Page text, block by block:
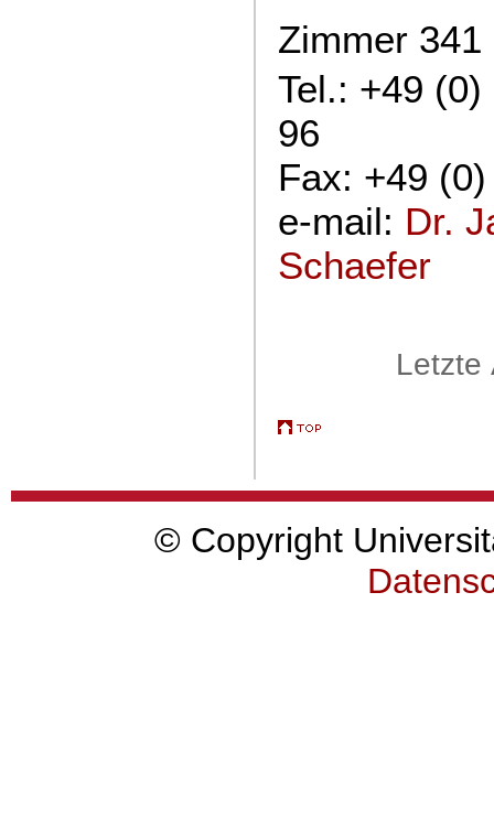
Zimmer 341
Tel.: +49
96
Fax: +49
e-mail: Dr.
Schaefer
Letzte
© Copyright